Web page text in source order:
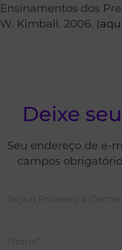
Ensinamentos dos
W. Kimball. 2006. (aqui
Deixe
Seu endereço de e-
campos